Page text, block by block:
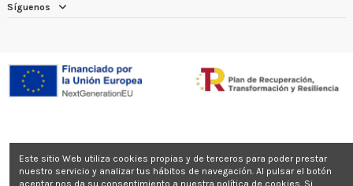
Síguenos
Este sitio Web utiliza cookies propias y de terceros para poder prestar
nuestro servicio y analizar tus hábitos de navegación. Al pulsar el botón